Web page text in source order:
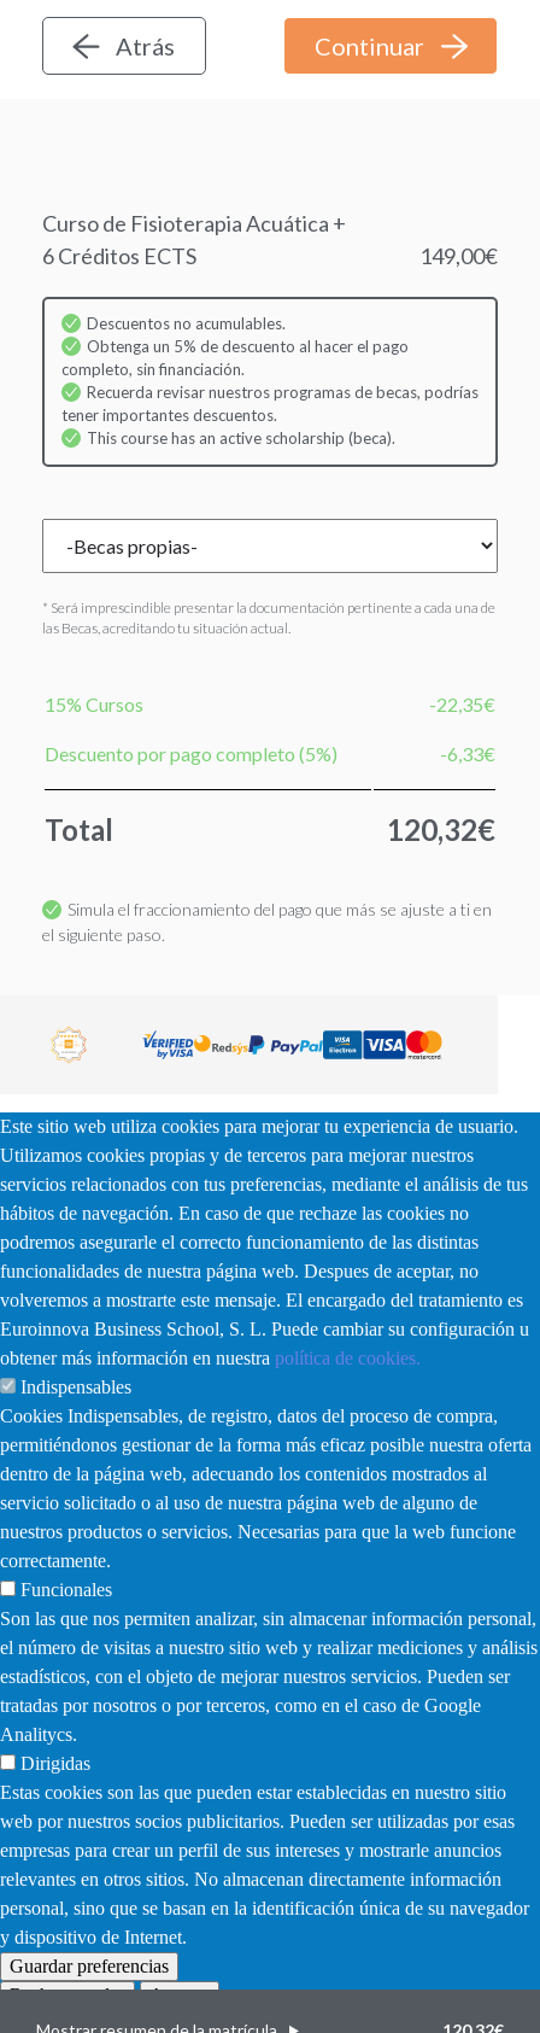
Atrás
Curso de Fisioterapia Acuática +
6 Créditos ECTS
149,00€
Descuentos no acumulables.
Obtenga un 5% de descuento al hacer el pago
completo, sin financiación.
Recuerda revisar nuestros programas de becas, podrías
tener importantes descuentos.
This course has an active scholarship (beca).
* Será imprescindible presentar la documentación pertinente a cada una de
las Becas, acreditando tu situación actual.
15% Cursos -22,35€
Descuento por pago completo (5%) -6,33€
Total 120,32€
Simula el fraccionamiento del pago que más se ajuste a ti en
el siguiente paso.
Este sitio web utiliza cookies para mejorar tu experiencia de usuario.
Utilizamos cookies propias y de terceros para mejorar nuestros
servicios relacionados con tus preferencias, mediante el análisis de tus
hábitos de navegación. En caso de que rechaze las cookies no
podremos asegurarle el correcto funcionamiento de las distintas
funcionalidades de nuestra página web. Despues de aceptar, no
volveremos a mostrarte este mensaje. El encargado del tratamiento es
Euroinnova Business School, S. L. Puede cambiar su configuración u
obtener más información en nuestra política de cookies.
Indispensables
Cookies Indispensables, de registro, datos del proceso de compra,
permitiéndonos gestionar de la forma más eficaz posible nuestra oferta
dentro de la página web, adecuando los contenidos mostrados al
servicio solicitado o al uso de nuestra página web de alguno de
nuestros productos o servicios. Necesarias para que la web funcione
correctamente.
Funcionales
Son las que nos permiten analizar, sin almacenar información personal,
el número de visitas a nuestro sitio web y realizar mediciones y análisis
estadísticos, con el objeto de mejorar nuestros servicios. Pueden ser
tratadas por nosotros o por terceros, como en el caso de Google
Analitycs.
Dirigidas
Estas cookies son las que pueden estar establecidas en nuestro sitio
web por nuestros socios publicitarios. Pueden ser utilizadas por esas
empresas para crear un perfil de sus intereses y mostrarle anuncios
relevantes en otros sitios. No almacenan directamente información
personal, sino que se basan en la identificación única de su navegador
y dispositivo de Internet.
Guardar preferencias
Rechazar todas
Aceptar
Withdraw